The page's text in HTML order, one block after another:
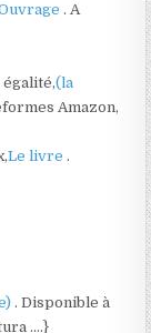
. A
égalité,(la
Amazon,
Le livre.
. Disponible à
….}